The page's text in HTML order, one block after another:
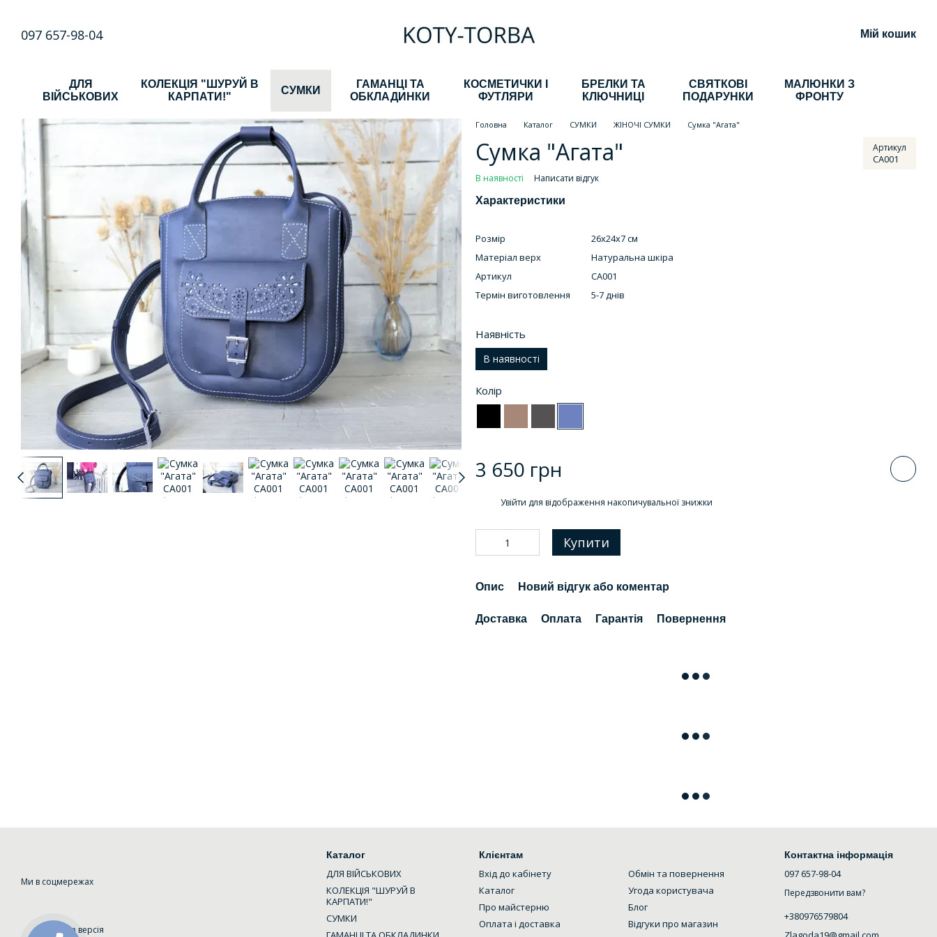
097 657-98-04 Мій кошик
ДЛЯ
ВІЙСЬКОВИХ
КОЛЕКЦІЯ "ШУРУЙ В
КАРПАТИ!"
СУМКИ
ГАМАНЦІ ТА
ОБКЛАДИНКИ
КОСМЕТИЧКИ І
ФУТЛЯРИ
БРЕЛКИ ТА
КЛЮЧНИЦІ
СВЯТКОВІ
ПОДАРУНКИ
МАЛЮНКИ З
ФРОНТУ
Головна Каталог СУМКИ ЖІНОЧІ СУМКИ Сумка "Агата"
Сумка "Агата" Артикул
СА001
В наявності
Написати відгук
Характеристики
Розмір
26х24х7 см
Матеріал верх
Натуральна шкіра
Артикул
СА001
Термін виготовлення
5-7 днів
Наявність
В наявності
Колір
3 650 грн
Увійти для відображення накопичувальної знижки
Купити
Опис Новий відгук або коментар
Доставка Оплата Гарантія Повернення
Ми в соцмережах
Мобільна версія
Каталог
ДЛЯ ВІЙСЬКОВИХ
КОЛЕКЦІЯ "ШУРУЙ В
КАРПАТИ!"
СУМКИ
Клієнтам
Вхід до кабінету
Каталог
Про майстерню
Оплата і доставка
Обмін та повернення
Угода користувача
Блог
Відгуки про магазин
Контактна інформація
097 657-98-04
Передзвонити вам?
+380976579804